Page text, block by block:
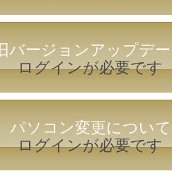
旧バージョンアップデ
ログインが必要です
パソコン変更について
ログインが必要です